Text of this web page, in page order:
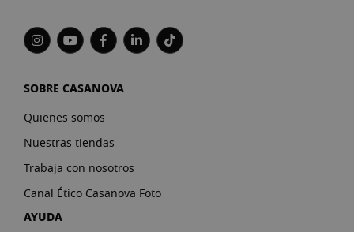
SOBRE CASANOVA
Quienes somos
Nuestras tiendas
Trabaja con nosotros
Canal Ético Casanova Foto
AYUDA